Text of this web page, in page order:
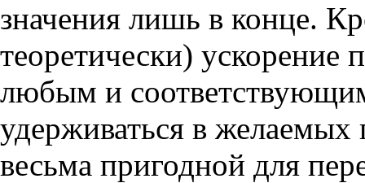
значения лишь в конце.
теоретически) ускорение
любым и
удерживаться в желаемых
весьма пригодной для